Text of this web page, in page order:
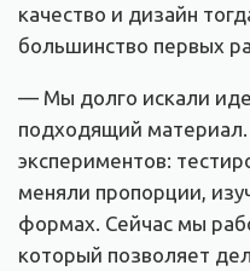
качество и дизайн
большинство первых
— Мы долго искали
подходящий
экспериментов:
меняли пропорции,
формах. Сейчас мы
который позволяет